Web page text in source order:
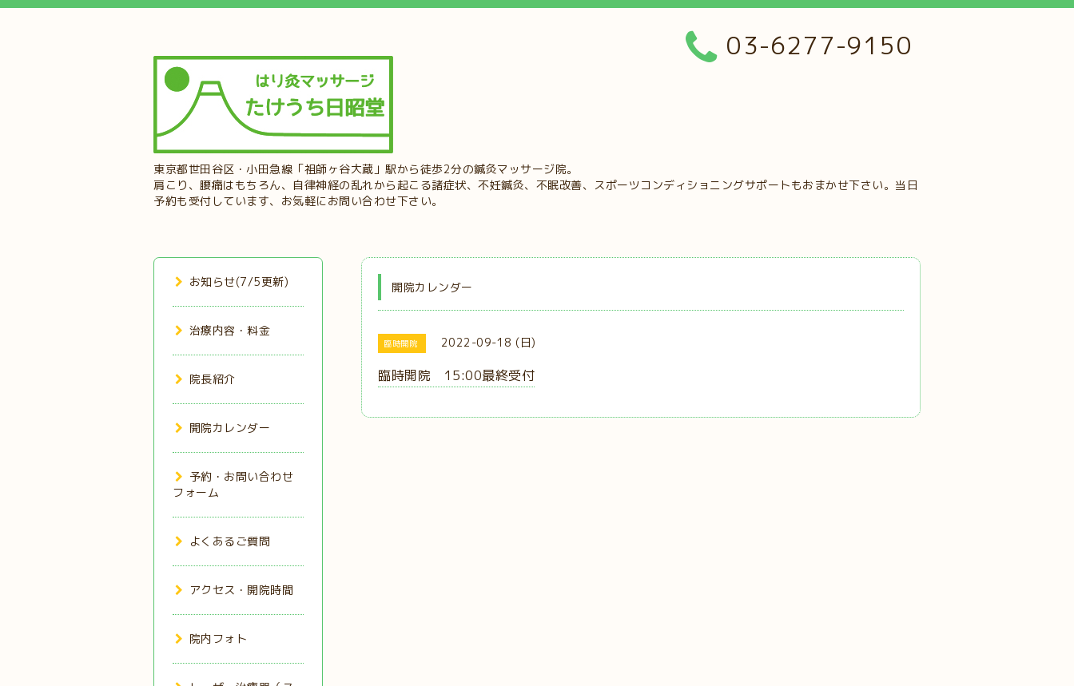
東京都世田谷区・小田急線「祖師ヶ谷大蔵」駅から徒歩2分の鍼灸マッサージ院。
肩こり、腰痛はもちろん、自律神経の乱れから起こる諸症状、不妊鍼灸、不眠改善、スポーツコンディショニングサポートもおまかせ下さい。当日
予約も受付しています、お気軽にお問い合わせ下さい。
03-6277-9150
開院カレンダー
臨時開院 2022-09-18 (日)
臨時開院 15:00最終受付
お知らせ(7/5更新)
治療内容・料金
院長紹介
開院カレンダー
予約・お問い合わせ
フォーム
よくあるご質問
アクセス・開院時間
院内フォト